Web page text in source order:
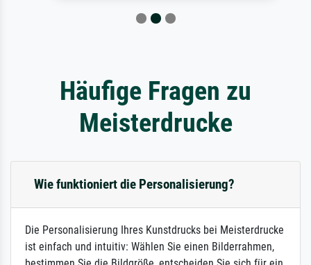
Häufige Fragen zu
Meisterdrucke
Wie funktioniert die Personalisierung?
Die Personalisierung Ihres Kunstdrucks bei Meisterdrucke
ist einfach und intuitiv: Wählen Sie einen Bilderrahmen,